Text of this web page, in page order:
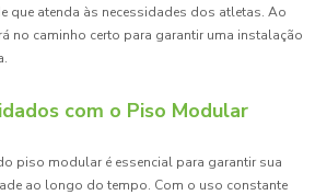
que atenda às necessidades dos atletas. Ao
no caminho certo para garantir uma instalação
com o Piso Modular
piso modular é essencial para garantir sua
ao longo do tempo. Com o uso constante